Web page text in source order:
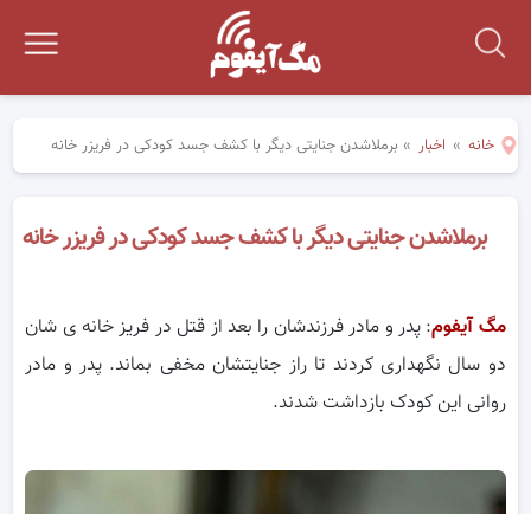
خانه » اخبار » برملاشدن جنایتی دیگر با کشف جسد کودکی در فریزر خانه
برملاشدن جنایتی دیگر با کشف جسد کودکی در فریزر خانه
مگ آیفوم: پدر و مادر فرزندشان را بعد از قتل در فریز خانه ی شان
دو سال نگهداری کردند تا راز جنایتشان مخفی بماند. پدر و مادر
روانی این کودک بازداشت شدند.